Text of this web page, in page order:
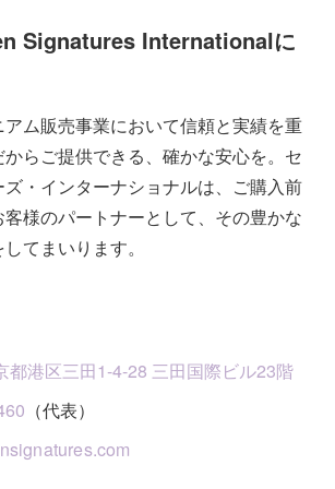
Signatures Internationalに
ム販売事業において信頼と実績を重
らご提供できる、確かな安心を。セ
・インターナショナルは、ご購入前
様のパートナーとして、その豊かな
てまいります。
港区三田1-4-28 三田国際ビル23階
（代表）